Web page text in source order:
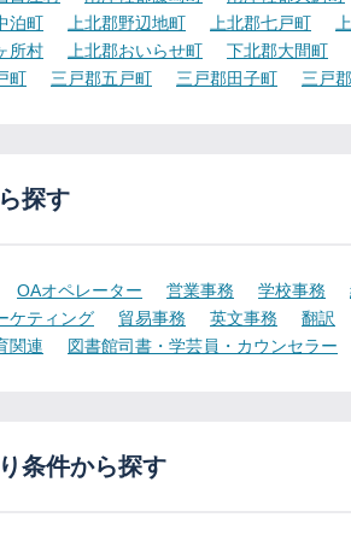
泊町
上北郡野辺地町 上北郡七戸町
所村
上北郡おいらせ町 下北郡大間町
町
三戸郡五戸町 三戸郡田子町 三戸
探す
OAオペレーター 営業事務 学校事務
ケティング
貿易事務 英文事務 翻訳
関連
図書館司書・学芸員・カウンセラー
条件から探す